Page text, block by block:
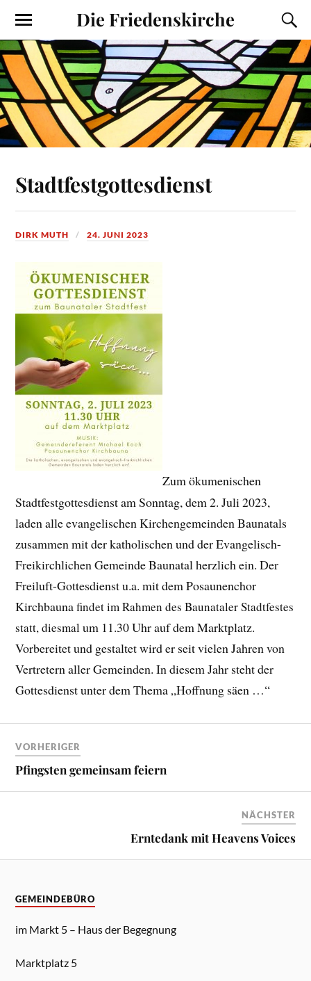
Die Friedenskirche
Stadtfestgottesdienst
DIRK MUTH 24. JUNI 2023
Zum ökumenischen
Stadtfestgottesdienst am Sonntag, dem 2. Juli 2023,
laden alle evangelischen Kirchengemeinden Baunatals
zusammen mit der katholischen und der Evangelisch-
Freikirchlichen Gemeinde Baunatal herzlich ein. Der
Freiluft-Gottesdienst u.a. mit dem Posaunenchor
Kirchbaunafindet im Rahmen des Baunataler Stadtfestes
statt, diesmalum 11.30 Uhr auf dem Marktplatz.
Vorbereitet und gestaltet wird er seit vielen Jahren von
Vertretern aller Gemeinden. In diesem Jahr steht der
Gottesdienst unter dem Thema „Hoffnung säen …“
VORHERIGER
Pfingsten gemeinsam feiern
NÄCHSTER
Erntedank mit Heavens Voices
GEMEINDEBÜRO
im Markt 5 – Haus der Begegnung
Marktplatz 5